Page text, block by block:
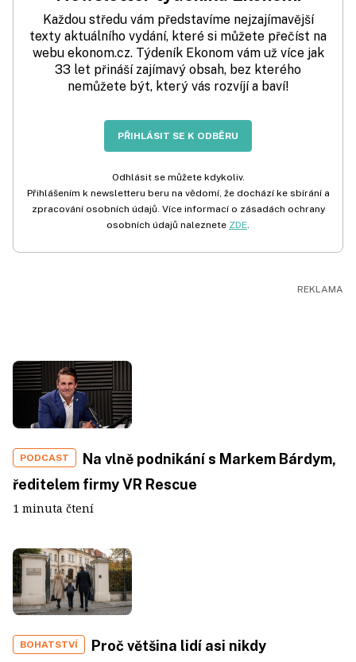
Každou středu vám představíme nejzajímavější
texty aktuálního vydání, které si můžete přečíst na
webu ekonom.cz. Týdeník Ekonom vám už více jak
33 let přináší zajímavý obsah, bez kterého
nemůžete být, který vás rozvíjí a baví!
PŘIHLÁSIT SE K ODBĚRU
Odhlásit se můžete kdykoliv.
Přihlášením k newsletteru beru na vědomí, že dochází ke sbírání a
zpracování osobních údajů. Více informací o zásadách ochrany
osobních údajů naleznete ZDE.
PODCAST
Na vlně podnikání s Markem Bárdym,
ředitelem firmy VR Rescue
1 minuta čtení
BOHATSTVÍ
Proč většina lidí asi nikdy